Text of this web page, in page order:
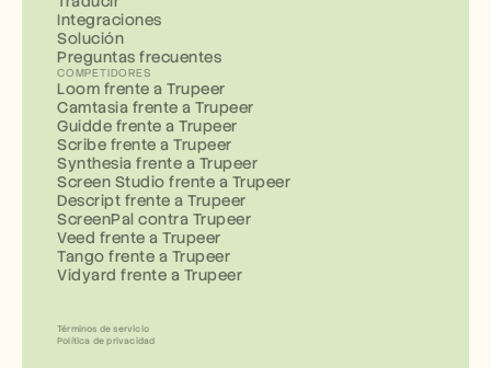
Integraciones
Solución
Preguntas frecuentes
COMPETIDORES
Loom frente a Trupeer
Camtasia frente a Trupeer
Guidde frente a Trupeer
Scribe frente a Trupeer
Synthesia frente a Trupeer
Screen Studio frente a Trupeer
Descript frente a Trupeer
ScreenPal contra Trupeer
Veed frente a Trupeer
Tango frente a Trupeer
Vidyard frente a Trupeer
Términos de servicio
Política de privacidad